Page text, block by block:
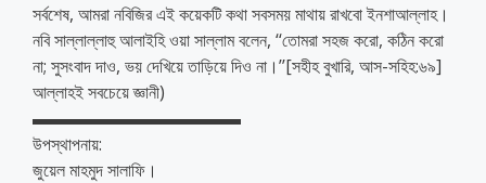
সর্বশেষ, আমরা নবিজির এই কয়েকটি কথা সবসময় মাথায় রাখবো ইনশাআল্লাহ।
নবি সাল্লাল্লাহু আলাইহি ওয়া সাল্লাম বলেন, ‘‘তোমরা সহজ করো, কঠিন করো
না; সুসংবাদ দাও, ভয় দেখিয়ে তাড়িয়ে দিও না।’’[সহীহ বুখারি, আস-সহিহ:৬৯]
আল্লাহই সবচেয়ে জ্ঞানী)
▬▬▬▬▬▬▬▬▬▬▬▬
উপস্থাপনায়:
জুয়েল মাহমুদ সালাফি।